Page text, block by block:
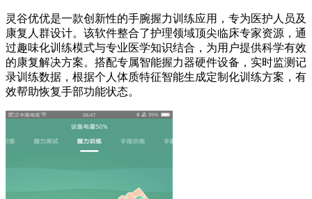
灵谷优优是一款创新性的手腕握力训练应用，专为医护人员及
康复人群设计。该软件整合了护理领域顶尖临床专家资源，通
过趣味化训练模式与专业医学知识结合，为用户提供科学有效
的康复解决方案。搭配专属智能握力器硬件设备，实时监测记
录训练数据，根据个人体质特征智能生成定制化训练方案，有
效帮助恢复手部功能状态。